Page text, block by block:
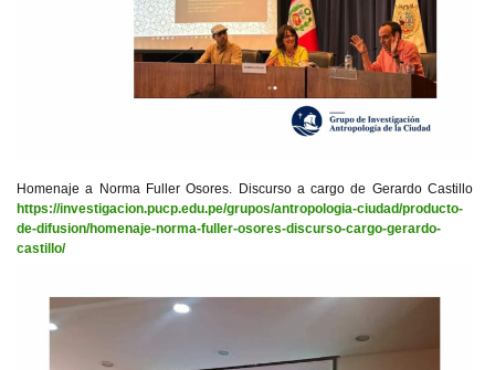
Homenaje a Norma Fuller Osores. Discurso a cargo de Gerardo Castillo
https://investigacion.pucp.edu.pe/grupos/antropologia-ciudad/producto-
de-difusion/homenaje-norma-fuller-osores-discurso-cargo-gerardo-
castillo/